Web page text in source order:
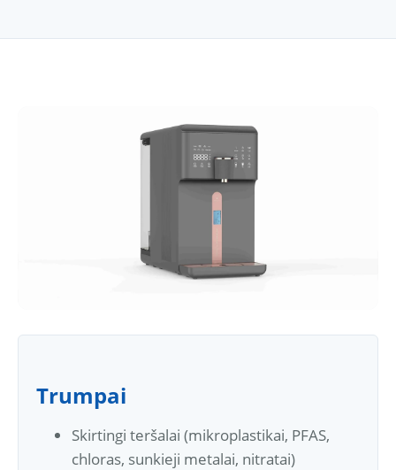
Trumpai
Skirtingi teršalai (mikroplastikai, PFAS,
chloras, sunkieji metalai, nitratai)